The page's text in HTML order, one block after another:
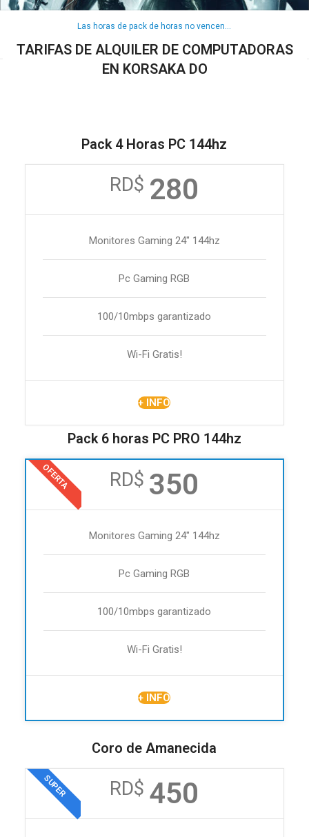
Las horas de pack de horas no vencen...
TARIFAS DE ALQUILER DE COMPUTADORAS
EN KORSAKA DO
Pack 4 Horas PC 144hz
RD$ 280
Monitores Gaming 24" 144hz
Pc Gaming RGB
100/10mbps garantizado
Wi-Fi Gratis!
+ INFO
Pack 6 horas PC PRO 144hz
OFERTA RD$ 350
Monitores Gaming 24" 144hz
Pc Gaming RGB
100/10mbps garantizado
Wi-Fi Gratis!
+ INFO
Coro de Amanecida
SUPER RD$ 450